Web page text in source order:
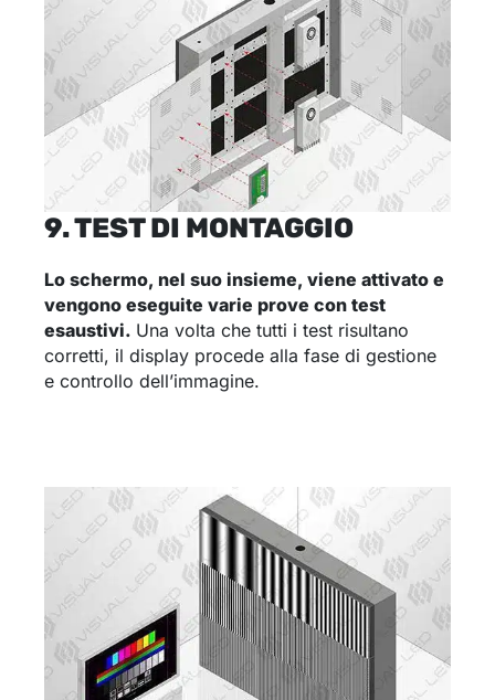
9. TEST DI MONTAGGIO
Lo schermo, nel suo insieme, viene attivato e
vengono eseguite varie prove con test
esaustivi. Una volta che tutti i test risultano
corretti, il display procede alla fase di gestione
e controllo dell’immagine.